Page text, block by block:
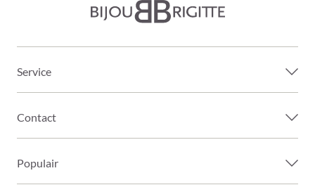
Service
Contact
Populair